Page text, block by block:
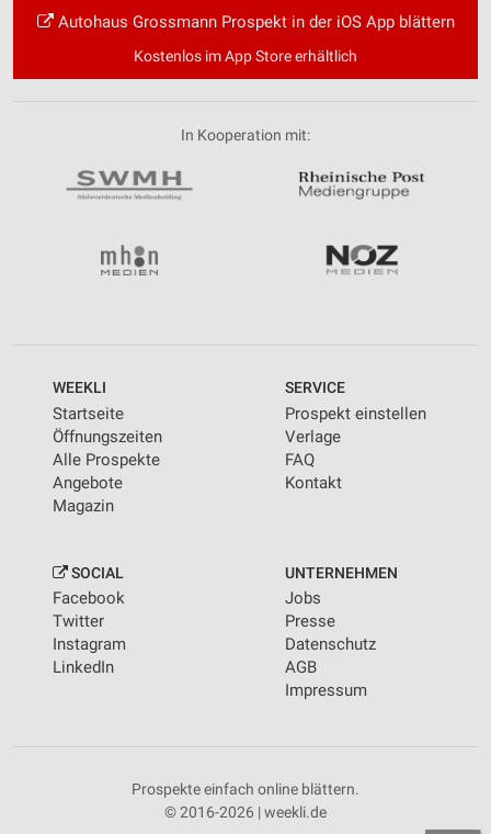
Autohaus Grossmann Prospekt in der iOS App blättern
Kostenlos im App Store erhältlich
In Kooperation mit:
WEEKLI
Startseite
Öffnungszeiten
Alle Prospekte
Angebote
Magazin
SERVICE
Prospekt einstellen
Verlage
FAQ
Kontakt
SOCIAL
Facebook
Twitter
Instagram
LinkedIn
UNTERNEHMEN
Jobs
Presse
Datenschutz
AGB
Impressum
Prospekte einfach online blättern.
© 2016-2026 | weekli.de